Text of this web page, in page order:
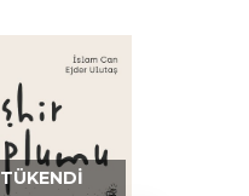
TÜKENDI